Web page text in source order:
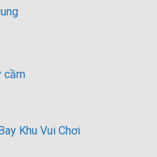
cầm
Khu Vui Chơi